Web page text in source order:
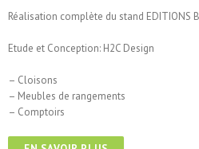
Réalisation complète du stand EDITIONS
Etude et Conception: H2C Design
– Cloisons
– Meubles de rangements
– Comptoirs